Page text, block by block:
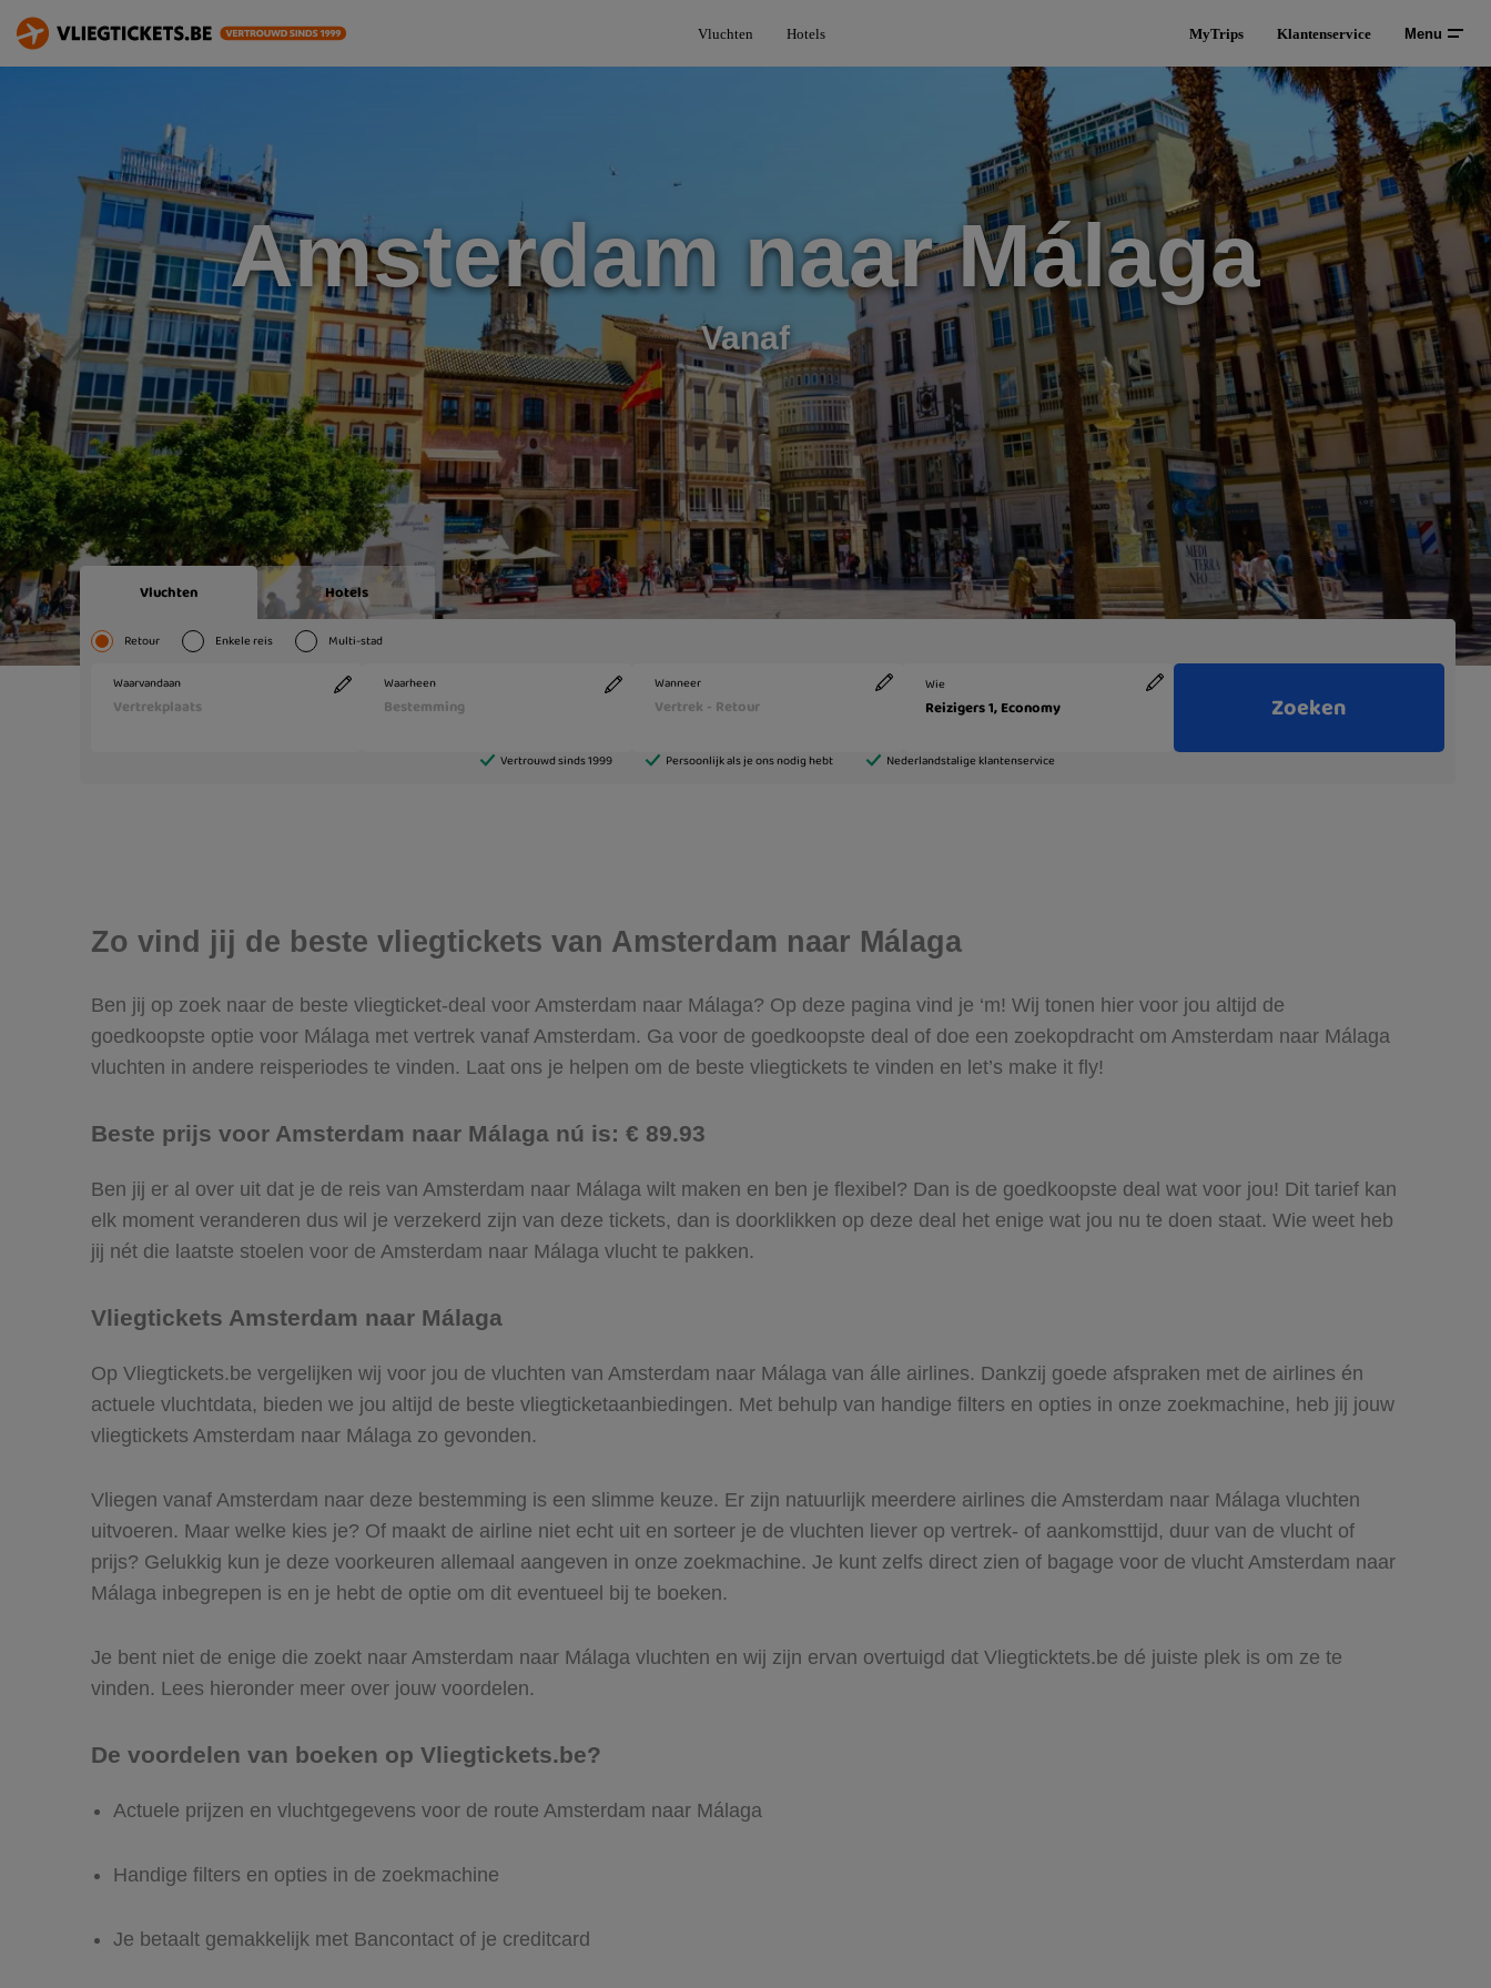
Vluchten Hotels MyTrips Klantenservice Menu
Amsterdam naar Málaga
Vanaf
Zo vind jij de beste vliegtickets van Amsterdam naar Málaga
Ben jij op zoek naar de beste vliegticket-deal voor Amsterdam naar Málaga? Op deze pagina vind je ‘m! Wij tonen hier voor jou altijd de
goedkoopste optie voor Málaga met vertrek vanaf Amsterdam. Ga voor de goedkoopste deal of doe een zoekopdracht om Amsterdam naar Málaga
vluchten in andere reisperiodes te vinden. Laat ons je helpen om de beste vliegtickets te vinden en let’s make it fly!
Beste prijs voor Amsterdam naar Málaga nú is: € 89.93
Ben jij er al over uit dat je de reis van Amsterdam naar Málaga wilt maken en ben je flexibel? Dan is de goedkoopste deal wat voor jou! Dit tarief kan
elk moment veranderen dus wil je verzekerd zijn van deze tickets, dan is doorklikken op deze deal het enige wat jou nu te doen staat. Wie weet heb
jij nét die laatste stoelen voor de Amsterdam naar Málaga vlucht te pakken.
Vliegtickets Amsterdam naar Málaga
Op Vliegtickets.be vergelijken wij voor jou de vluchten van Amsterdam naar Málaga van álle airlines. Dankzij goede afspraken met de airlines én
actuele vluchtdata, bieden we jou altijd de beste vliegticketaanbiedingen. Met behulp van handige filters en opties in onze zoekmachine, heb jij jouw
vliegtickets Amsterdam naar Málaga zo gevonden.
Vliegen vanaf Amsterdam naar deze bestemming is een slimme keuze. Er zijn natuurlijk meerdere airlines die Amsterdam naar Málaga vluchten
uitvoeren. Maar welke kies je? Of maakt de airline niet echt uit en sorteer je de vluchten liever op vertrek- of aankomsttijd, duur van de vlucht of
prijs? Gelukkig kun je deze voorkeuren allemaal aangeven in onze zoekmachine. Je kunt zelfs direct zien of bagage voor de vlucht Amsterdam naar
Málaga inbegrepen is en je hebt de optie om dit eventueel bij te boeken.
Je bent niet de enige die zoekt naar Amsterdam naar Málaga vluchten en wij zijn ervan overtuigd dat Vliegticktets.be dé juiste plek is om ze te
vinden. Lees hieronder meer over jouw voordelen.
De voordelen van boeken op Vliegtickets.be?
Actuele prijzen en vluchtgegevens voor de route Amsterdam naar Málaga
Handige filters en opties in de zoekmachine
Je betaalt gemakkelijk met Bancontact of je creditcard